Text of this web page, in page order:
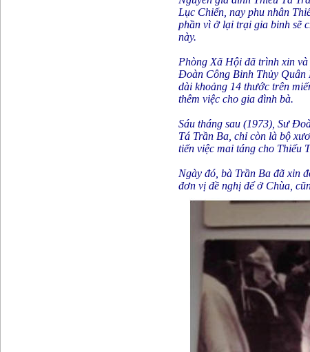
Lục Chiến, nay phu nhân
phần vì ở lại trại gia binh sẽ
này.
Phòng Xã Hội đã trình xin
Đoàn Công Binh Thủy Quân
dài khoảng 14 thước trên
thêm việc cho gia đình bà.
Sáu tháng sau (1973), Sư
Tá Trần Ba, chỉ còn là bộ
tiến việc mai táng cho Thiếu
Ngày đó, bà Trần Ba đã xin
đơn vị đề nghị để ở Chùa,